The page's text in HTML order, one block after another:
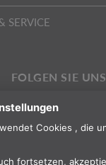
SERVICE
FOLGEN SIE UNS
INTERNATIONAL